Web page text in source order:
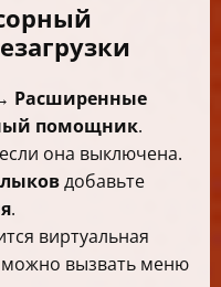
Расширенные
помощник.
она выключена.
добавьте
.
виртуальная
можно вызвать меню